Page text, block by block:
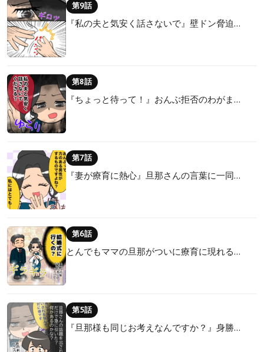
第9話
『私の夫と気安く話さないで』壁ドン脅迫…
第8話
『ちょっと待って！』おんぶ拒否のわがま…
第7話
『妻が療育に熱心』旦那さんの言葉に一同…
第6話
とんでもママの旦那がついに療育に現れる…
第5話
『旦那様も同じお考えなんですか？』身勝…